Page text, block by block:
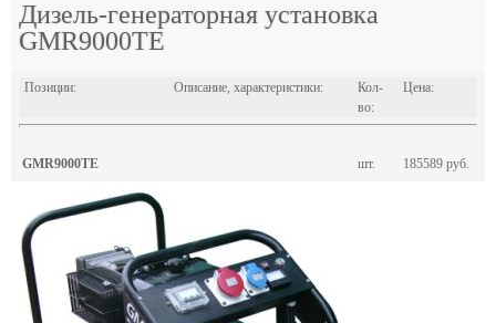
Дизель-генераторная установка
GMR9000TE
Позиции: Описание, характеристики:
Кол-
во:
Цена:
GMR9000TE шт. 185589 руб.